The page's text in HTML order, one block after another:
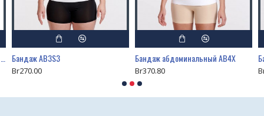
Бандаж AB3S3
Br270.00
Бандаж абдоминальный AB4X
Br370.80